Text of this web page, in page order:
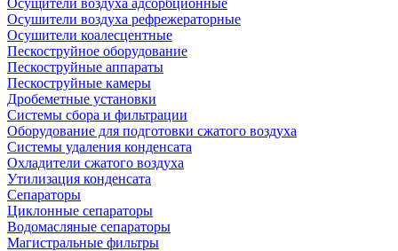
Осущители воздуха адсорбционные
Осушители воздуха рефрежераторные
Осушители коалесцентные
Пескоструйное оборудование
Пескоструйные аппараты
Пескоструйные камеры
Дробеметные установки
Системы сбора и фильтрации
Оборудование для подготовки сжатого воздуха
Системы удаления конденсата
Охладители сжатого воздуха
Утилизация конденсата
Сепараторы
Циклонные сепараторы
Водомасляные сепараторы
Магистральные фильтры